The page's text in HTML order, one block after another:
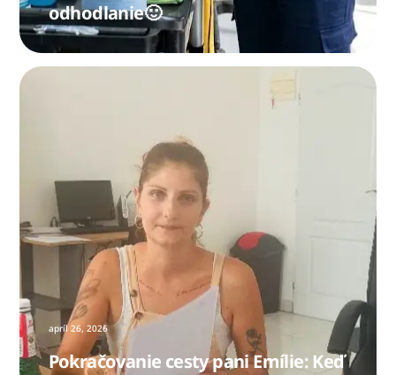
odhodlanie🙂
apríl 26, 2026
Pokračovanie cesty pani Emílie: Keď